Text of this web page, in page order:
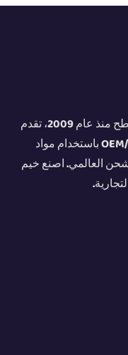
متخصصون في تصميم وتصدير خيم الأسطح منذ عام 2009، تقدم
Sunday Campers حلولًا مخصصة OEM/ODM باستخدام مواد
العالمي. اصنع خيم